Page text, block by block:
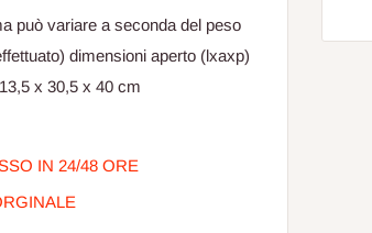
può variare a seconda del peso
dimensioni aperto (lxaxp)
x 30,5 x 40 cm
IN 24/48 ORE